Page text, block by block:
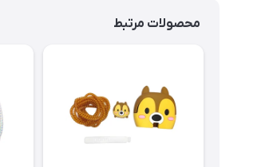
محصولات مرتبط